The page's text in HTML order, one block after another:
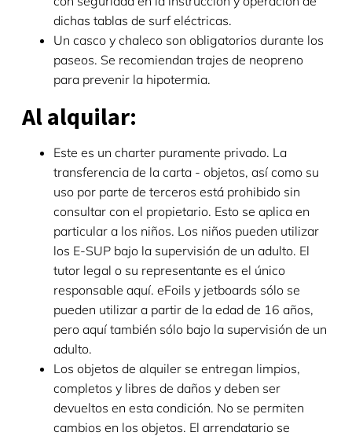
dichas tablas de surf eléctricas.
Un casco y chaleco son obligatorios durante los
paseos. Se recomiendan trajes de neopreno
para prevenir la hipotermia.
Al alquilar:
Este es un charter puramente privado. La
transferencia de la carta - objetos, así como su
uso por parte de terceros está prohibido sin
consultar con el propietario. Esto se aplica en
particular a los niños. Los niños pueden utilizar
los E-SUP bajo la supervisión de un adulto. El
tutor legal o su representante es el único
responsable aquí. eFoils y jetboards sólo se
pueden utilizar a partir de la edad de 16 años,
pero aquí también sólo bajo la supervisión de un
adulto.
Los objetos de alquiler se entregan limpios,
completos y libres de daños y deben ser
devueltos en esta condición. No se permiten
cambios en los objetos. El arrendatario se